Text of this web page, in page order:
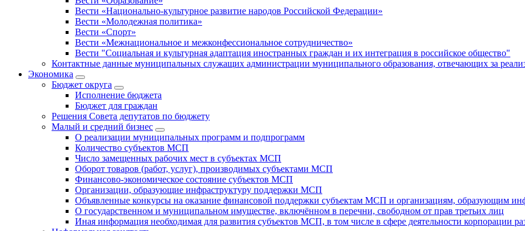
Вести «Национально-культурное развитие народов Российской Федерации»
Вести «Молодежная политика»
Вести «Спорт»
Вести «Межнациональное и межконфессиональное сотрудничество»
Вести "Социальная и культурная адаптация иностранных граждан и их интеграция в российское общество"
Контактные данные муниципальных служащих администрации муниципального образования, отвечающих за
Экономика
Бюджет округa
Исполнение бюджета
Бюджет для граждан
Решения Совета депутатов по бюджету
Малый и средний бизнес
О реализации муниципальных программ и подпрограмм
Количество субъектов МСП
Число замещенных рабочих мест в субъектах МСП
Оборот товаров (работ, услуг), производимых субъектами МСП
Финансово-экономическое состояние субъектов МСП
Организации, образующие инфраструктуру поддержки МСП
Объявленные конкурсы на оказание финансовой поддержки субъектам МСП и организациям, образующим
О государственном и муниципальном имуществе, включённом в перечни, свободном от прав третьих лиц
Иная информация необходимая для развития субъектов МСП, в том числе в сфере деятельности корпорации